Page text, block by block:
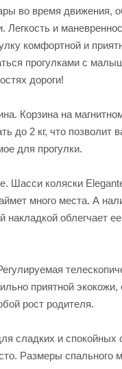
во время движения,
Легкость и
комфортной и
прогулками с
дороги!
Корзина на
до 2 кг, что позволит
для прогулки.
Шасси коляски
много места. А
накладкой облегчает ее
приятной экокожи,
рост родителя.
сладких и спокойных
Размеры спального